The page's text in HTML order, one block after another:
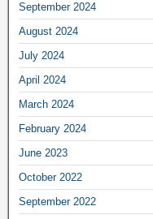
September 2024
August 2024
July 2024
April 2024
March 2024
February 2024
June 2023
October 2022
September 2022